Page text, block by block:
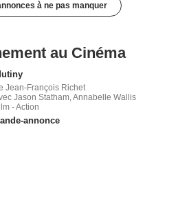
à ne pas manquer
au Cinéma
Jean-François Richet
Jason Statham, Annabelle Wallis
- Action
annonce